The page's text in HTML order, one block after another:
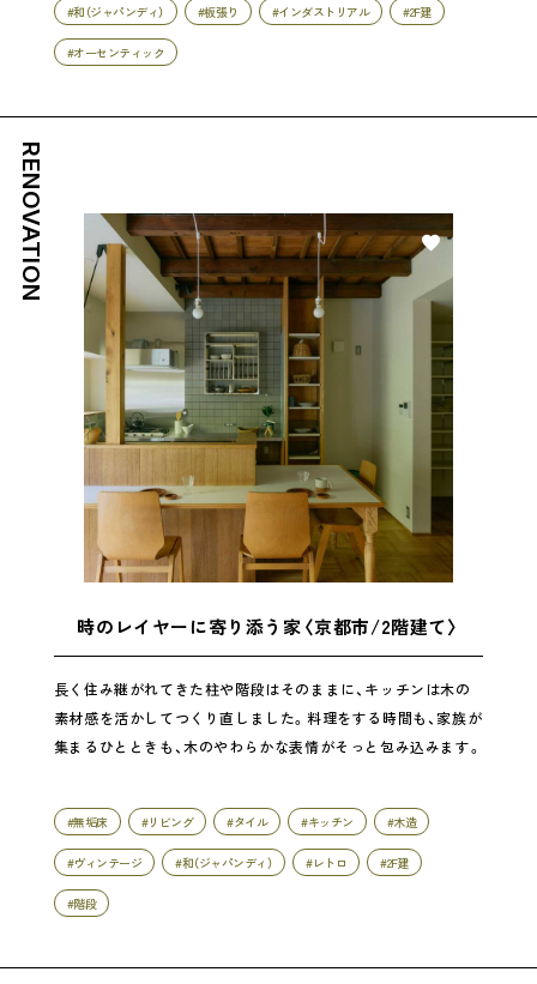
#和（ジャパンディ） #板張り #インダストリアル #2F建
#オーセンティック
好き
時のレイヤーに寄り添う家〈京都市/2階建て〉
長く住み継がれてきた柱や階段はそのままに、キッチンは木の
素材感を活かしてつくり直しました。料理をする時間も、家族が
集まるひとときも、木のやわらかな表情がそっと包み込みます。
#無垢床 #リビング #タイル #キッチン #木造
#ヴィンテージ #和（ジャパンディ） #レトロ #2F建
#階段
RENOVATION